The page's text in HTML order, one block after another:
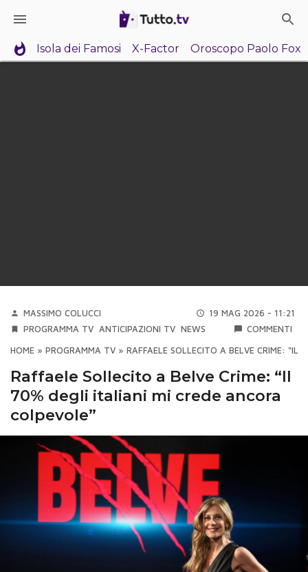
Isola dei Famosi X-Factor Oroscopo Paolo Fox
MASSIMO COLUCCI
19 MAG 2026 - 11:21
PROGRAMMA TV ANTICIPAZIONI TV NEWS COMMENTI
HOME » PROGRAMMA TV » RAFFAELE SOLLECITO A BELVE CRIME: “IL
Raffaele Sollecito a Belve Crime: “Il
70% degli italiani mi crede ancora
colpevole”